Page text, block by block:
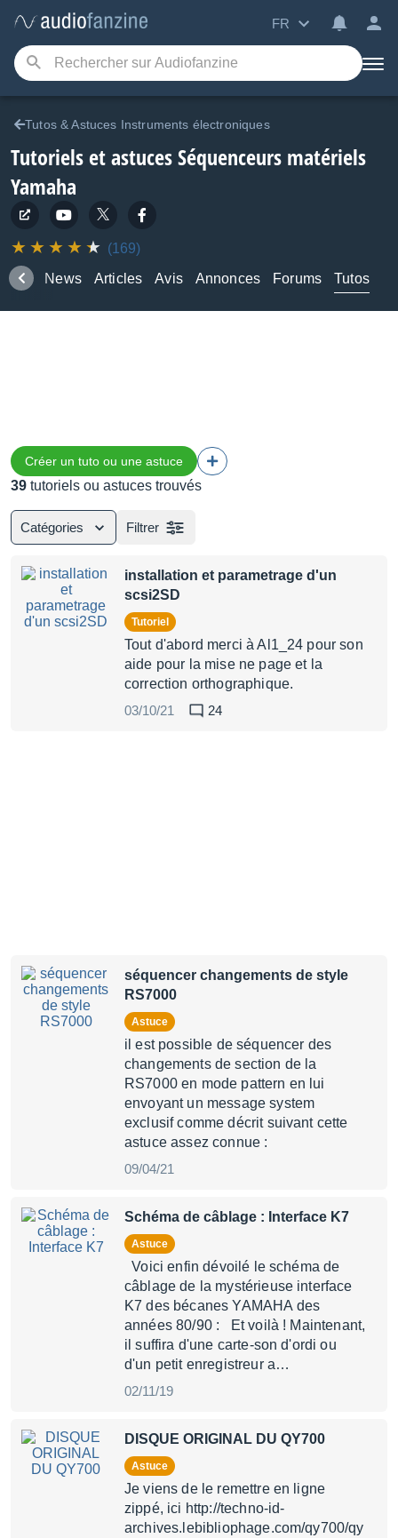
FR
Tutos & Astuces Instruments électroniques
Tutoriels et astuces Séquenceurs matériels
Yamaha
(169)
News Articles Avis Annonces Forums Tutos
Créer un tuto ou une astuce
39 tutoriels ou astuces trouvés
Catégories Filtrer
installation et parametrage d'un
scsi2SD
Tutoriel
Tout d'abord merci à Al1_24 pour son
aide pour la mise ne page et la
correction orthographique.
03/10/21
24
séquencer changements de style
RS7000
Astuce
il est possible de séquencer des
changements de section de la
RS7000 en mode pattern en lui
envoyant un message system
exclusif comme décrit suivant cette
astuce assez connue :
09/04/21
Schéma de câblage : Interface K7
Astuce
Voici enfin dévoilé le schéma de
câblage de la mystérieuse interface
K7 des bécanes YAMAHA des
années 80/90 : Et voilà ! Maintenant,
il suffira d'une carte-son d'ordi ou
d'un petit enregistreur a…
02/11/19
DISQUE ORIGINAL DU QY700
Astuce
Je viens de le remettre en ligne
zippé, ici http://techno-id-
archives.lebibliophage.com/qy700/qy